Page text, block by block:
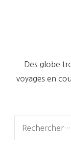
Des globe
voyages en